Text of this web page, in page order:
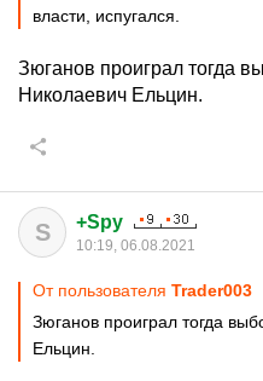
власти, испугался.
Зюганов проиграл тогда
Николаевич Ельцин.
S +Spy
10:19, 06.08.2021
От пользователя Trader003
Зюганов проиграл тогда
Ельцин.